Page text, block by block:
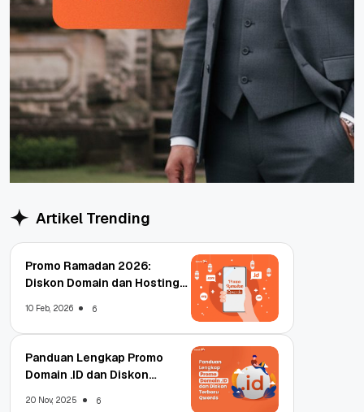
Artikel Trending
Promo Ramadan 2026:
Diskon Domain dan Hosting
10 Feb, 2026 6
Panduan Lengkap Promo
Domain .ID dan Diskon
20 Nov, 2025 6